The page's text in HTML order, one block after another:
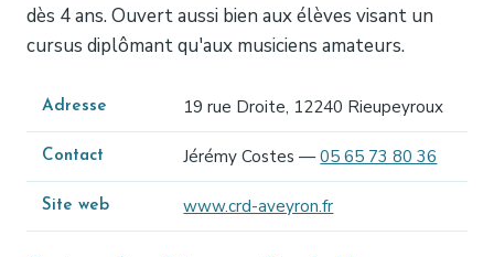
dès 4 ans. Ouvert aussi bien aux élèves visant un
cursus diplômant qu'aux musiciens amateurs.
Adresse 19 rue Droite, 12240 Rieupeyroux
Contact Jérémy Costes —05 65 73 80 36
Site web www.crd-aveyron.fr